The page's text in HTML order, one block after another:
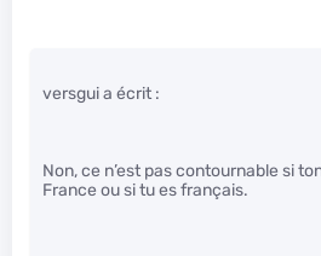
versgui a écrit :
Non, ce n’est pas contournable si
France ou si tu es français.